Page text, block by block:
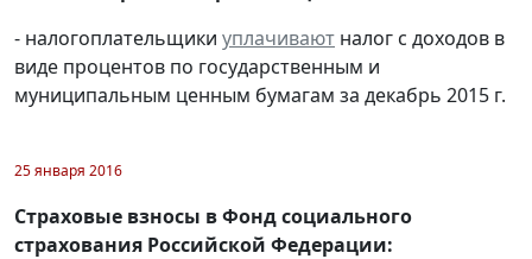
- налогоплательщики уплачивают налог с доходов в
виде процентов по государственным и
муниципальным ценным бумагам за декабрь 2015 г.
25 января 2016
Страховые взносы в Фонд социального
страхования Российской Федерации: